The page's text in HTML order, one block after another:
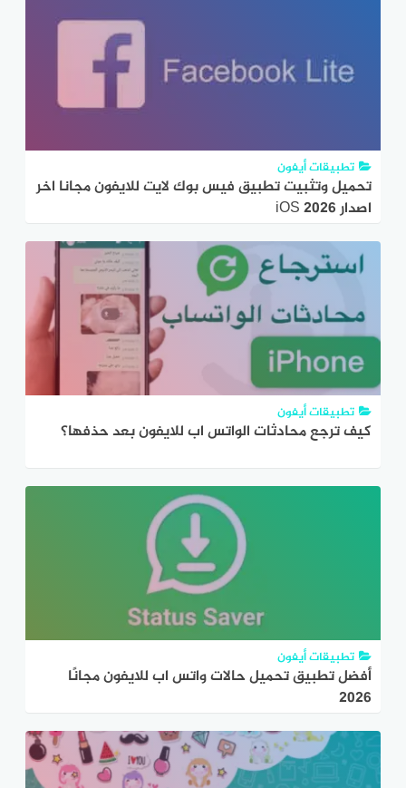
تطبيقات أيفون
تحميل وتثبيت تطبيق فيس بوك لايت للايفون مجانا اخر
اصدار iOS 2026
تطبيقات أيفون
كيف ترجع محادثات الواتس اب للايفون بعد حذفها؟
تطبيقات أيفون
أفضل تطبيق تحميل حالات واتس اب للايفون مجانًا
2026